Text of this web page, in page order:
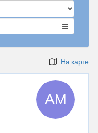
На карте
АМ